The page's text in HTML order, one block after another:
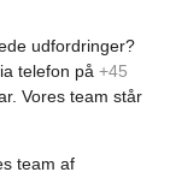
udfordringer?
telefon på+45
Vores team står
team af